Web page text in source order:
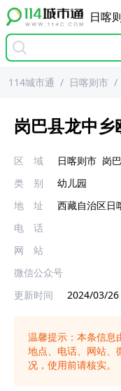
日喀
114城市通 / 日喀则市 /
岗巴县龙中
区 域 日喀则市 岗
类 别
幼儿园
地 址
西藏自治区日
电 话
网 站
微信公众号
更新时间
2024/03/26
温馨提示：本条信息
地点、电话、网站、
况，使用前请核实。